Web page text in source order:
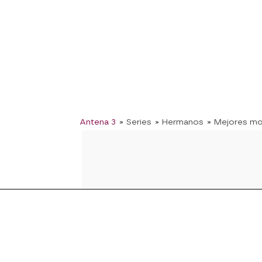
Antena 3 » Series » Hermanos » Mejores